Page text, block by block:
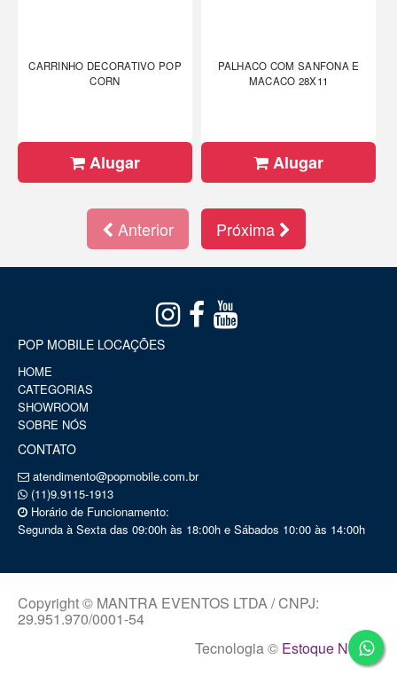
CARRINHO DECORATIVO POP
CORN
Alugar
PALHACO COM SANFONA E
MACACO 28X11
Alugar
Anterior Próxima
POP MOBILE LOCAÇÕES
HOME
CATEGORIAS
SHOWROOM
SOBRE NÓS
CONTATO
atendimento@popmobile.com.br
(11)9.9115-1913
Horário de Funcionamento:
Segunda à Sexta das 09:00h às 18:00h e Sábados 10:00 às 14:00h
Copyright © MANTRA EVENTOS LTDA / CNPJ:
29.951.970/0001-54
Tecnologia © Estoque NOW.